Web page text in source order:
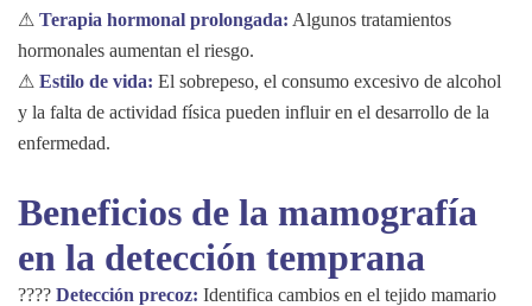
⚠ Terapia hormonal prolongada: Algunos tratamientos
hormonales aumentan el riesgo.
⚠ Estilo de vida: El sobrepeso, el consumo excesivo de alcohol
y la falta de actividad física pueden influir en el desarrollo de la
enfermedad.
Beneficios de la mamografía
en la detección temprana
???? Detección precoz: Identifica cambios en el tejido mamario